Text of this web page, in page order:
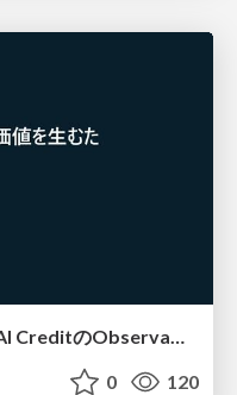
GitHub CopilotのFinOps - AI CreditのObservabilityと価値を生むためのエージェント設計
0 120